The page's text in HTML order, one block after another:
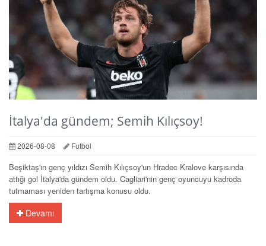
İtalya'da gündem; Semih Kılıçsoy!
2026-08-08 Futbol
Beşiktaş'ın genç yıldızı Semih Kılıçsoy'un Hradec Kralove karşısında
attığı gol İtalya'da gündem oldu. Cagliari'nin genç oyuncuyu kadroda
tutmaması yeniden tartışma konusu oldu.
Devamı